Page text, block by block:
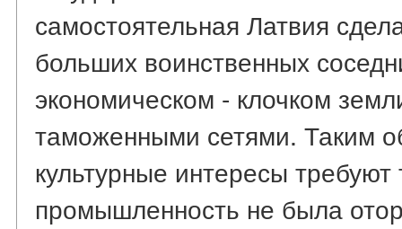
самостоятельная Латвия
больших воинственных
экономическом - клочком
таможенными сетями. Таким
культурные интересы
промышленность не была